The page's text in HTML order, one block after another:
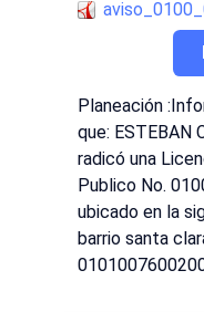
Planeación
que: ESTEBAN
radicó una
Publico No.
ubicado en la
barrio santa